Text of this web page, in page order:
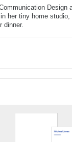
Design
her tiny home studio,
dinner.